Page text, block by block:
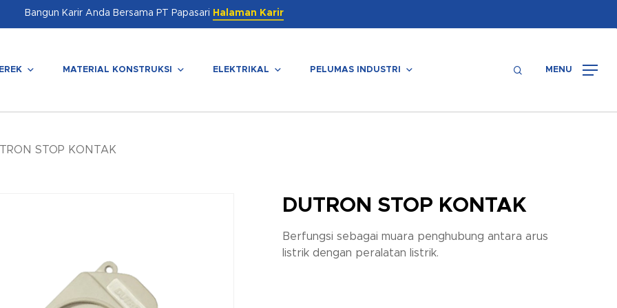
Bangun Karir Anda Bersama PT Papasari Halaman Karir
MATERIAL KONSTRUKSI ELEKTRIKAL PELUMAS INDUSTRI searchMENU
STOP KONTAK
DUTRON STOP KONTAK
Berfungsi sebagai muara penghubung antara arus
listrik dengan peralatan listrik.